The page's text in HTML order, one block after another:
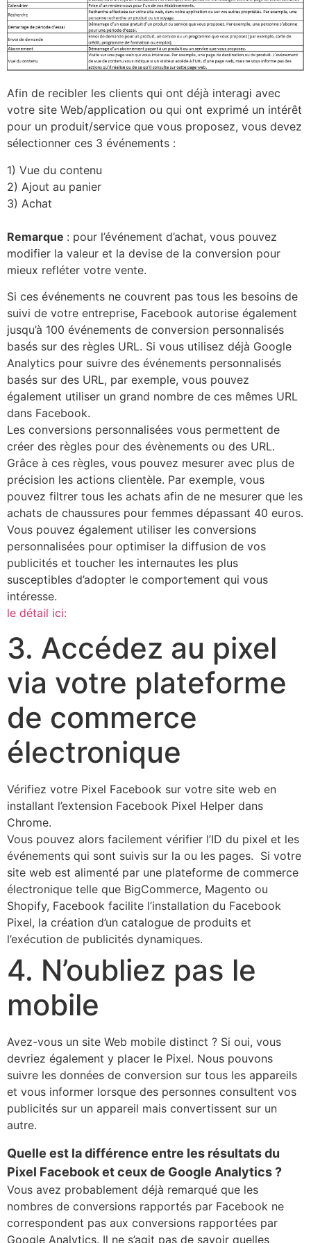
Afin de recibler les clients qui ont déjà interagi avec
votre site Web/application ou qui ont exprimé un intérêt
pour un produit/service que vous proposez, vous devez
sélectionner ces 3 événements :
1) Vue du contenu
2) Ajout au panier
3) Achat
Remarque : pour l’événement d’achat, vous pouvez
modifier la valeur et la devise de la conversion pour
mieux refléter votre vente.
Si ces événements ne couvrent pas tous les besoins de
suivi de votre entreprise, Facebook autorise également
jusqu’à 100 événements de conversion personnalisés
basés sur des règles URL. Si vous utilisez déjà Google
Analytics pour suivre des événements personnalisés
basés sur des URL, par exemple, vous pouvez
également utiliser un grand nombre de ces mêmes URL
dans Facebook.
Les conversions personnalisées vous permettent de
créer des règles pour des évènements ou des URL.
Grâce à ces règles, vous pouvez mesurer avec plus de
précision les actions clientèle. Par exemple, vous
pouvez filtrer tous les achats afin de ne mesurer que les
achats de chaussures pour femmes dépassant 40 euros.
Vous pouvez également utiliser les conversions
personnalisées pour optimiser la diffusion de vos
publicités et toucher les internautes les plus
susceptibles d’adopter le comportement qui vous
intéresse.
le détail ici:
3. Accédez au pixel
via votre plateforme
de commerce
électronique
Vérifiez votre Pixel Facebook sur votre site web en
installant l’extension Facebook Pixel Helper dans
Chrome.
​Vous pouvez alors facilement vérifier l’ID du pixel et les
événements qui sont suivis sur la ou les pages. Si votre
site web est alimenté par une plateforme de commerce
électronique telle que BigCommerce, Magento ou
Shopify, Facebook facilite l’installation du Facebook
Pixel, la création d’un catalogue de produits et
l’exécution de publicités dynamiques.
4. N’oubliez pas le
mobile
Avez-vous un site Web mobile distinct ? Si oui, vous
devriez également y placer le Pixel. Nous pouvons
suivre les données de conversion sur tous les appareils
et vous informer lorsque des personnes consultent vos
publicités sur un appareil mais convertissent sur un
autre.
Quelle est la différence entre les résultats du
Pixel Facebook et ceux de Google Analytics ?
Vous avez probablement déjà remarqué que les
nombres de conversions rapportés par Facebook ne
correspondent pas aux conversions rapportées par
Google Analytics. Il ne s’agit pas de savoir quelles